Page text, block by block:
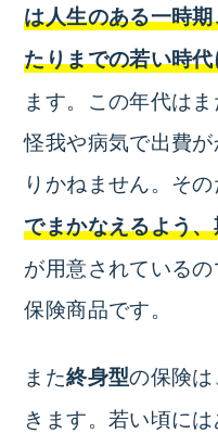
は人生のある一時
たりまでの若い時
ます。この年代は
怪我や病気で出費
りかねません。その
でまかなえるよう
が用意されている
保険商品です。
また終身型の保険
きます。若い頃に